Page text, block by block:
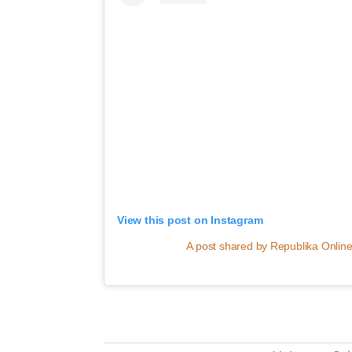
View this post on Instagram
A post shared by Republika